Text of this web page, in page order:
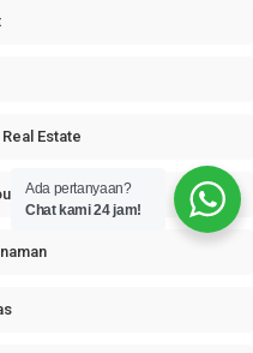
Estate
Ada pertanyaan?
Chat kami 24 jam!